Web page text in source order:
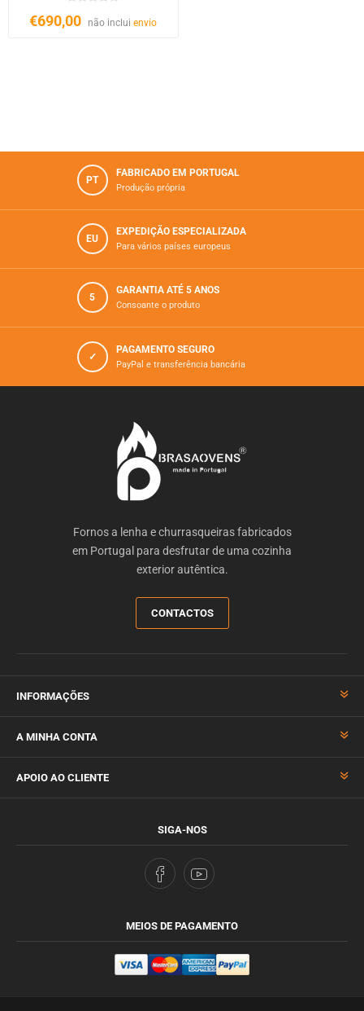
€690,00 não incluienvio
PT
FABRICADO EM PORTUGAL
Produção própria
EU
EXPEDIÇÃO ESPECIALIZADA
Para vários paí­ses europeus
5
GARANTIA ATÉ 5 ANOS
Consoante o produto
✓
PAGAMENTO SEGURO
PayPal e transferência bancária
Fornos a lenha e churrasqueiras fabricados
em Portugal para desfrutar de uma cozinha
exterior autêntica.
CONTACTOS
INFORMAÇÕES
A MINHA CONTA
APOIO AO CLIENTE
SIGA-NOS
MEIOS DE PAGAMENTO